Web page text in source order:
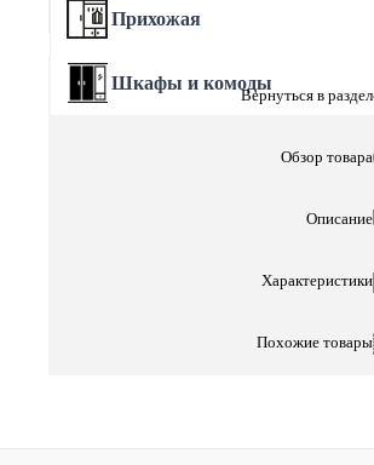
Прихожая
Шкафы и комоды
Вернуться в раздел
Обзор товара
Описание
Характеристики
Похожие товары